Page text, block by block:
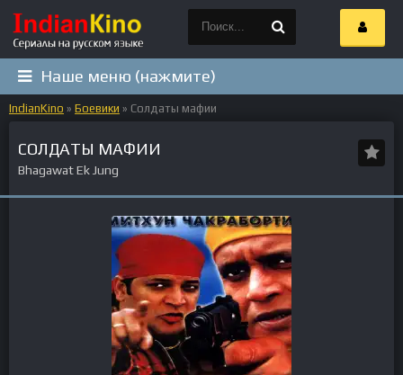
Наше меню (нажмите)
IndianKino » Боевики » Солдаты мафии
СОЛДАТЫ МАФИИ
Bhagawat Ek Jung